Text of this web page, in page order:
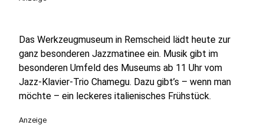
Das Werkzeugmuseum in Remscheid lädt heute zur
ganz besonderen Jazzmatinee ein. Musik gibt im
besonderen Umfeld des Museums ab 11 Uhr vom
Jazz-Klavier-Trio Chamegu. Dazu gibt’s – wenn man
möchte – ein leckeres italienisches Frühstück.
Anzeige